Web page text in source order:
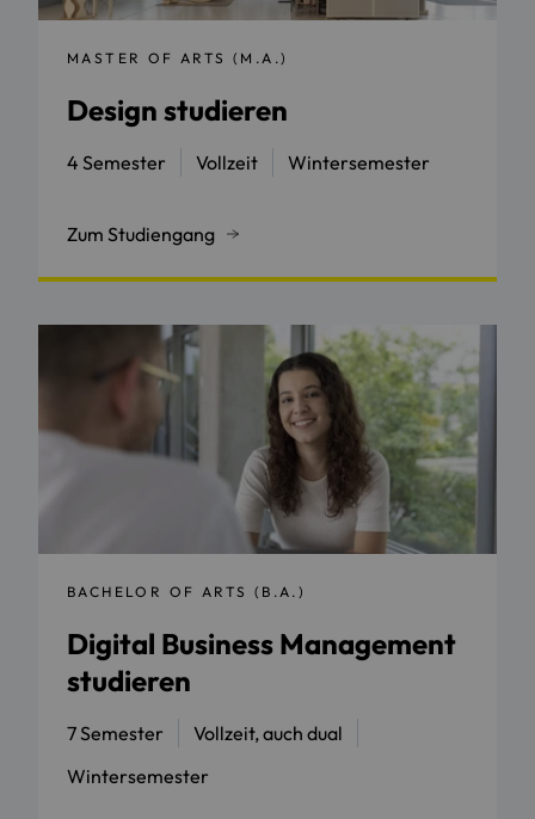
MASTER OF ARTS (M.A.)
Design studieren
4 Semester Vollzeit Wintersemester
Zum Studiengang
BACHELOR OF ARTS (B.A.)
Digital Business Management
studieren
7 Semester
Vollzeit, auch dual
Wintersemester